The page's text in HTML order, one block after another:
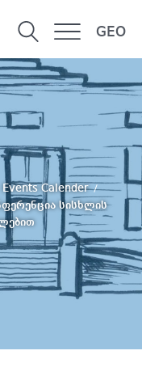
GEO
Events Calender
სისხლის